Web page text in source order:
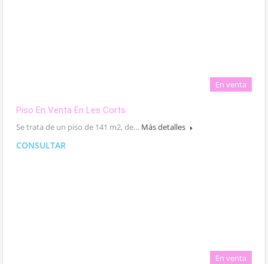
En venta
Piso En Venta En Les Corts
Se trata de un piso de 141 m2, de… Más detalles
CONSULTAR
En venta